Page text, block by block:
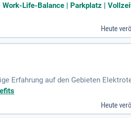
Life-Balance | Parkplatz |
Heute
Erfahrung auf den Gebieten
freiberuflichen
Heute